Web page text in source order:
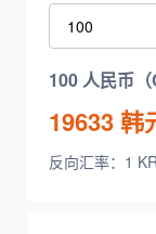
100 人民币
19633韩
反向汇率：1